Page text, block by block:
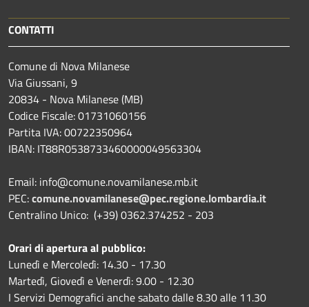
CONTATTI
Comune di Nova Milanese
Via Giussani, 9
20834 - Nova Milanese (MB)
Codice Fiscale: 01731060156
Partita IVA: 00722350964
IBAN: IT88R0538733460000049563304
Email: info@comune.novamilanese.mb.it
PEC:comune.novamilanese@pec.regione.lombardia.it
Centralino Unico: (+39) 0362.374252 - 203
Orari di apertura al pubblico:
Lunedì e Mercoledì: 14.30 - 17.30
Martedì, Giovedì e Venerdì: 9.00 - 12.30
I Servizi Demografici anche sabato dalle 8.30 alle 11.30